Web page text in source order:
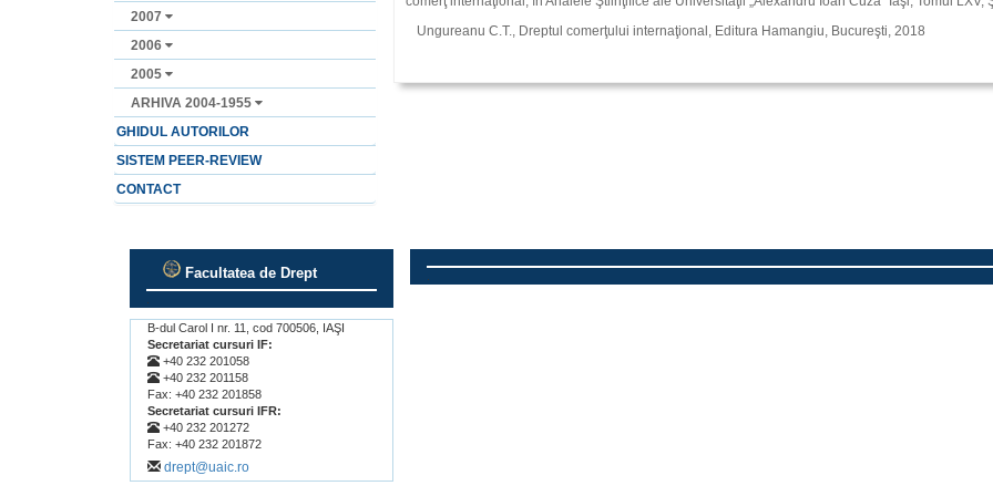
2007
2006
2005
ARHIVA 2004-1955
GHIDUL AUTORILOR
SISTEM PEER-REVIEW
CONTACT
Ungureanu C.T., Dreptul comerţului internaţional, Editura Hamangiu, Bucureşti, 2018
Facultatea de Drept
B-dul Carol I nr. 11, cod 700506, IAŞI
Secretariat cursuri IF:
+40 232 201058
+40 232 201158
Fax: +40 232 201858
Secretariat cursuri IFR:
+40 232 201272
Fax: +40 232 201872
drept@uaic.ro